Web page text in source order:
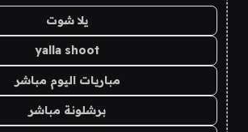
يلا شوت
yalla shoot
مباريات اليوم مباشر
برشلونة مباشر